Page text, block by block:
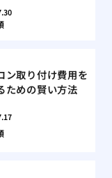
ン取り付け費用を
ための賢い方法